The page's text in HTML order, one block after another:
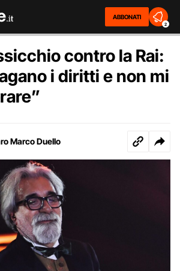
ABBONATI
2
contro la Rai:
i diritti e non mi
Marco Duello